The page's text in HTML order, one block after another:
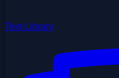
Text Library